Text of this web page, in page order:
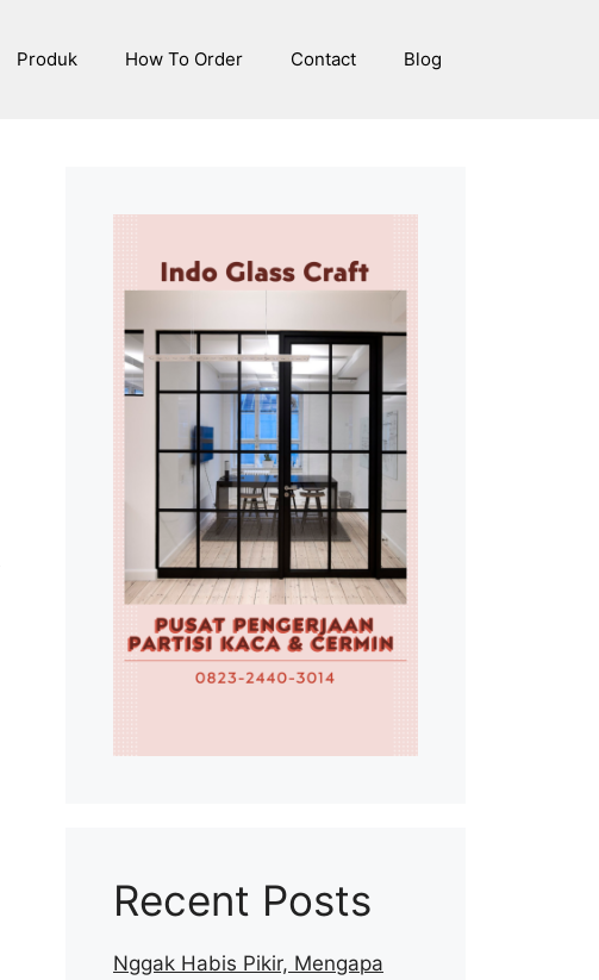
Produk How To Order Contact Blog
Recent Posts
Nggak Habis Pikir, Mengapa